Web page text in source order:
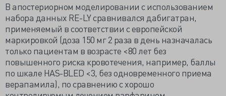
В апостериорном моделировании с использованием
набора данных RE-LY сравнивался дабигатран,
применяемый в соответствии с европейской
маркировкой (доза 150 мг 2 раза в день назначалась
только пациентам в возрасте <80 лет без
повышенного риска кровотечения, например, баллы
по шкале HAS-BLED <3, без одновременного приема
верапамила), по сравнению с хорошо